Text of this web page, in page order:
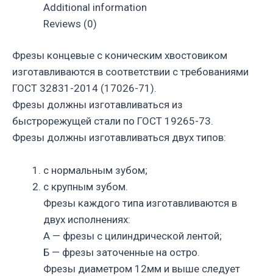
Additional information
Reviews (0)
Фрезы концевые с коническим хвостовиком
изготавливаются в соответствии с требованиями
ГОСТ 32831-2014 (17026-71).
Фрезы должны изготавливаться из
быстрорежущей стали по ГОСТ 19265-73.
Фрезы должны изготавливаться двух типов:
с нормальным зубом;
с крупным зубом.
Фрезы каждого типа изготавливаются в
двух исполнениях:
А — фрезы с цилиндрической лентой;
Б — фрезы заточенные на остро.
Фрезы диаметром 12мм и выше следует